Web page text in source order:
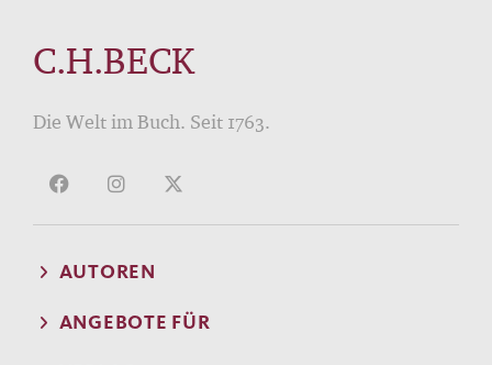
C.H.BECK
Die Welt im Buch. Seit 1763.
AUTOREN
ANGEBOTE FÜR